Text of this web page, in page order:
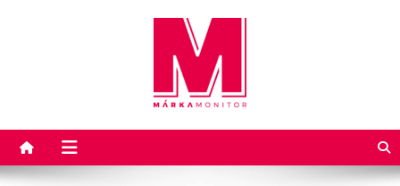
Márkamonitor